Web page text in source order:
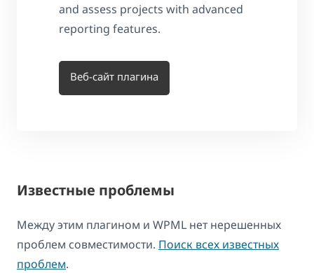
and assess projects with advanced
reporting features.
Веб-сайт плагина
Известные проблемы
Между этим плагином и WPML нет нерешенных
проблем совместимости. Поиск всех известных
проблем.